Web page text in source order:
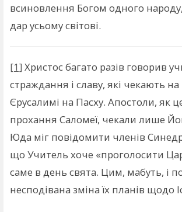
всиновлення Богом одного
дар усьому світові.
[1] Христос багато разів говорив
страждання і славу, які чекають
Єрусалимі на Пасху. Апостоли, як
прохання Саломеї, чекали лише
Юда міг повідомити членів
що Учитель хоче «проголосити
саме в день свята. Цим, мабуть, і
несподівана зміна їх планів щодо